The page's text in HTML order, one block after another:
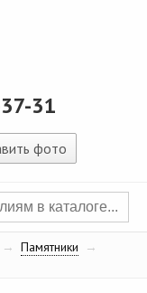
31
фото
→ Памятники
→